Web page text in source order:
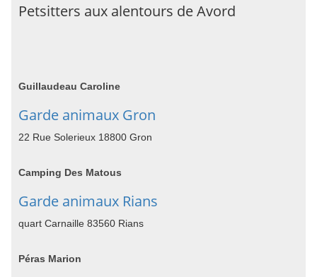
Petsitters aux alentours de Avord
Guillaudeau Caroline
Garde animaux Gron
22 Rue Solerieux 18800 Gron
Camping Des Matous
Garde animaux Rians
quart Carnaille 83560 Rians
Péras Marion